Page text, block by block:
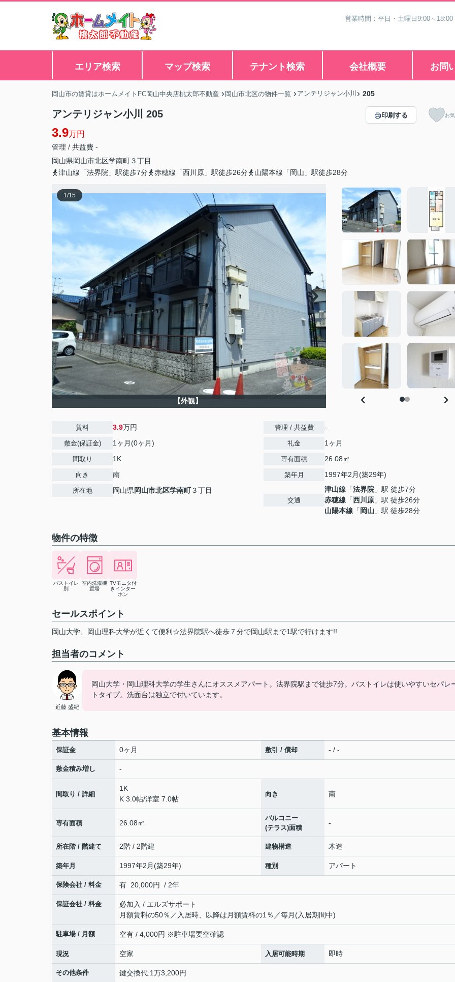
営業時間：平日・土曜日9:00～
エリア検索 マップ検索 テナント検索 会社概要 お問
岡山市の賃貸はホームメイトFC岡山中央店桃太郎不動産 岡山市北区の物件一覧 アンテリジャン小川 205
アンテリジャン小川 205
3.9万円
管理 / 共益費 -
岡山県岡山市北区学南町３丁目
津山線「法界院」駅徒歩7分
赤穂線「西川原」駅徒歩26分 山陽本線「岡山」駅徒歩28分
印刷する お
1/15
【外観】
賃料 3.9万円
敷金(保証金) 1ヶ月(0ヶ月)
間取り 1K
向き 南
所在地 岡山県岡山市北区学南町３丁目
管理 / 共益費 -
礼金 1ヶ月
専有面積 26.08㎡
築年月 1997年2月(築29年)
交通
津山線 「法界院 」駅 徒歩7分
赤穂線 「西川原 」駅 徒歩26分
山陽本線 「 岡山 」駅 徒歩28分
物件の特徴
バストイレ
別
室内洗濯機
置場
TVモニタ付
きインター
ホン
セールスポイント
岡山大学、岡山理科大学が近くて便利☆法界院駅へ徒歩７分で岡山駅まで1駅で行けます!!
担当者のコメント
近藤 盛紀
岡山大学・岡山理科大学の学生さんにオススメアパート。法界院駅まで徒歩7分。バストイレは使いやすいセパレ
トタイプ。洗面台は独立で付いています。
基本情報
保証金 0ヶ月 敷引 / 償却 - / -
敷金積み増し -
間取り / 詳細
1K
K 3.0帖/洋室 7.0帖
向き 南
専有面積 26.08㎡
バルコニー
(テラス)面積
-
所在階 / 階建て 2階 / 2階建 建物構造 木造
築年月 1997年2月(築29年) 種別 アパート
保険会社 / 料金 有 20,000円 / 2年
保証会社 / 料金
必加入 / エルズサポート
月額賃料の50％／入居時、以降は月額賃料の1％／毎月(入居期間中)
駐車場 / 月額 空有 / 4,000円 ※駐車場要空確認
現況 空家 入居可能時期 即時
その他条件 鍵交換代:1万3,200円